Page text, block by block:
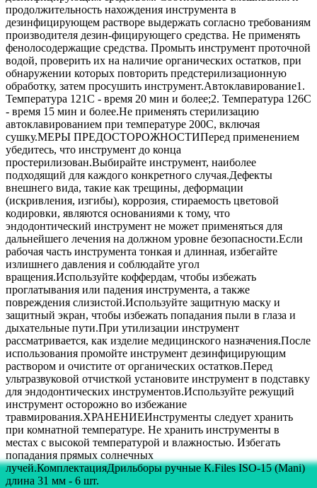
продолжительность нахождения инструмента в
дезинфицирующем растворе выдержать согласно требованиям
производителя дезин-фицирующего средства. Не применять
фенолосодержащие средства. Промыть инструмент проточной
водой, проверить их на наличие органических остатков, при
обнаружении которых повторить предстерилизационную
обработку, затем просушить инструмент.Автоклавирование1.
Температура 121С - время 20 мин и более;2. Температура 126С
- время 15 мин и более.Не применять стерилизацию
автоклавированием при температуре 200С, включая
сушку.МЕРЫ ПРЕДОСТОРОЖНОСТИПеред применением
убедитесь, что инструмент до конца
простерилизован.Выбирайте инструмент, наиболее
подходящий для каждого конкретного случая.Дефекты
внешнего вида, такие как трещины, деформации
(искривления, изгибы), коррозия, стираемость цветовой
кодировки, являются основаниями к тому, что
эндодонтический инструмент не может применяться для
дальнейшего лечения на должном уровне безопасности.Если
рабочая часть инструмента тонкая и длинная, избегайте
излишнего давления и соблюдайте угол
вращения.Используйте коффердам, чтобы избежать
проглатывания или падения инструмента, а также
повреждения слизистой.Используйте защитную маску и
защитный экран, чтобы избежать попадания пыли в глаза и
дыхательные пути.При утилизации инструмент
рассматривается, как изделие медицинского назначения.После
использования промойте инструмент дезинфицирующим
раствором и очистите от органических остатков.Перед
ультразвуковой отчисткой установите инструмент в подставку
для эндодонтических инструментов.Используйте режущий
инструмент осторожно во избежание
травмирования.ХРАНЕНИЕИнструменты следует хранить
при комнатной температуре. Не хранить инструменты в
местах с высокой температурой и влажностью. Избегать
попадания прямых солнечных
лучей.КомплектацияДрильборы ручные К.Files ISO-15 (Mani)
длина 31 мм - 6 шт.